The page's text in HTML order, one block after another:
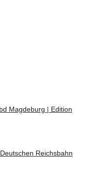
Magdeburg | Edition